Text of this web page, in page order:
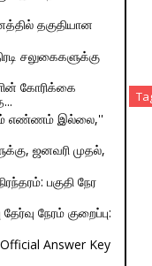
தகுதியான
சலுகைகளுக்கு
கோரிக்கை
எண்ணம் இல்லை,''
ஜனவரி முதல்,
பகுதி நேர
நேரம் குறைப்பு:
Answer Key